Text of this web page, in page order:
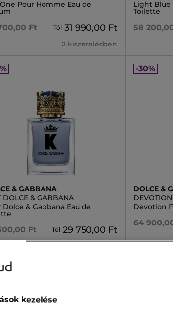
Pour Homme Eau de
Ft Tól 31 990,00 Ft
2 kiszerelésben
Light Blue
Toilette
58
& GABBANA
DOLCE & GABBANA
Dolce & Gabbana Eau de
Ft Tól 29 750,00 Ft
-30%
DOLCE &
DEVOTION
Devotion
64
kezelése